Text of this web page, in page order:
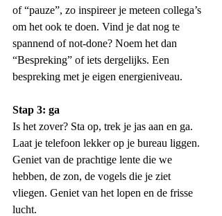
of “pauze”, zo inspireer je meteen collega’s
om het ook te doen. Vind je dat nog te
spannend of not-done? Noem het dan
“Bespreking” of iets dergelijks. Een
bespreking met je eigen energieniveau.
Stap 3: ga
Is het zover? Sta op, trek je jas aan en ga.
Laat je telefoon lekker op je bureau liggen.
Geniet van de prachtige lente die we
hebben, de zon, de vogels die je ziet
vliegen. Geniet van het lopen en de frisse
lucht.